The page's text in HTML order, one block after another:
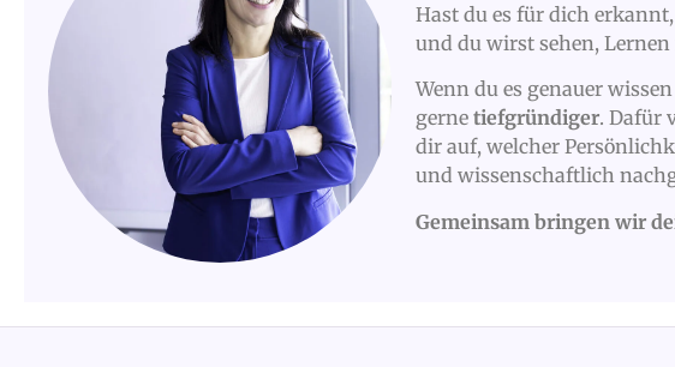
Hast du es für dich
und du wirst sehen,
Wenn du es genauer
gerne tiefgründiger. Dafür
dir auf, welcher
und wissenschaftlich
Gemeinsam bringen wir